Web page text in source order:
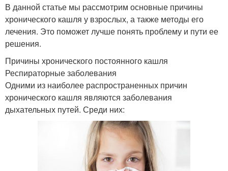
В данной статье мы рассмотрим основные причины
хронического кашля у взрослых, а также методы его
лечения. Это поможет лучше понять проблему и пути ее
решения.
Причины хронического постоянного кашля
Респираторные заболевания
Одними из наиболее распространенных причин
хронического кашля являются заболевания
дыхательных путей. Среди них: